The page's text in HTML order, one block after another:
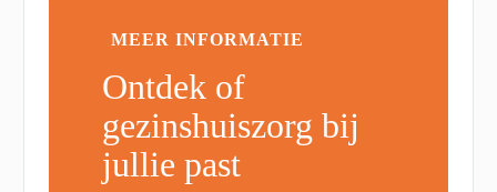
MEER INFORMATIE
Ontdek of
gezinshuiszorg bij
jullie past